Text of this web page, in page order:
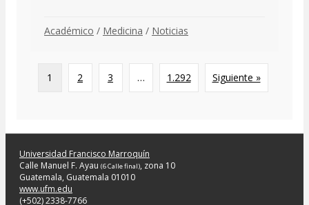
Académico / Medicina / Noticias
1 2 3 … 1.292 Siguiente »
Universidad Francisco Marroquín
Calle Manuel F. Ayau (6 Calle final), zona 10
Guatemala, Guatemala 01010
www.ufm.edu
(+502) 2338-7766